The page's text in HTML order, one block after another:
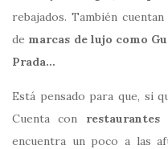
rebajados. También
de marcas de lujo como
Prada…
Está pensado para que, si
Cuenta con
encuentra un poco a las